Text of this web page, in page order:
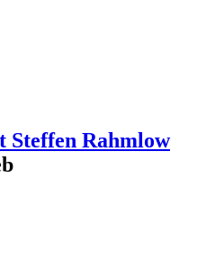
Steffen Rahmlow